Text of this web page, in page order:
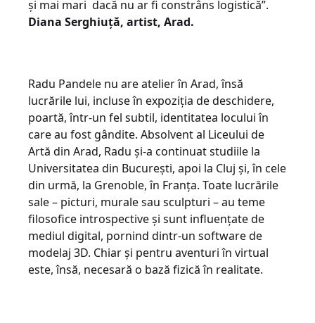
și mai mari dacă nu ar fi constrâns logistică”.
Diana Serghiuță, artist, Arad.
Radu Pandele nu are atelier în Arad, însă
lucrările lui, incluse în expoziția de deschidere,
poartă, într-un fel subtil, identitatea locului în
care au fost gândite. Absolvent al Liceului de
Artă din Arad, Radu și-a continuat studiile la
Universitatea din București, apoi la Cluj și, în cele
din urmă, la Grenoble, în Franța. Toate lucrările
sale – picturi, murale sau sculpturi – au teme
filosofice introspective și sunt influențate de
mediul digital, pornind dintr-un software de
modelaj 3D. Chiar și pentru aventuri în virtual
este, însă, necesară o bază fizică în realitate.